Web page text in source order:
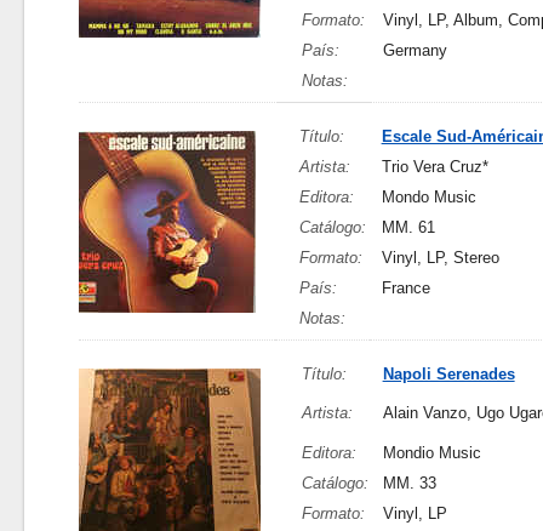
Formato:
Vinyl, LP, Album,
País:
Germany
Notas:
Título:
Escale Sud-
Artista:
Trio Vera Cruz*
Editora:
Mondo Music
Catálogo:
MM. 61
Formato:
Vinyl, LP, Stereo
País:
France
Notas:
Título: Napoli Serenades
Artista: Alain Vanzo, Ugo
Editora:
Mondio Music
Catálogo:
MM. 33
Formato:
Vinyl, LP